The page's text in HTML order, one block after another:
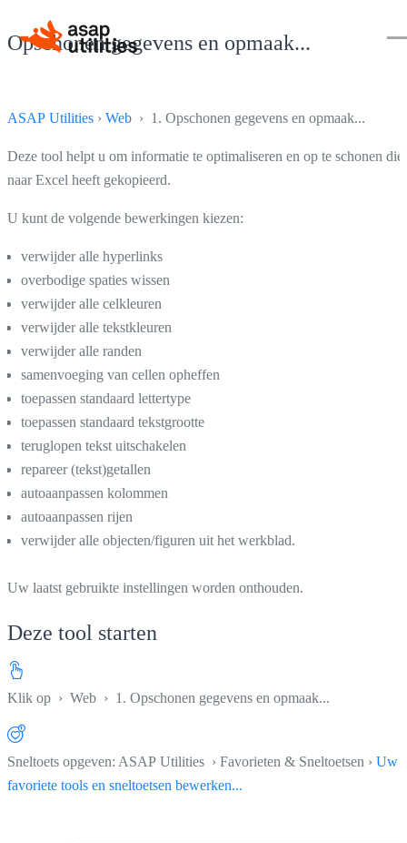
Opschonen gegevens en opmaak...
ASAP Utilities › Web › 1. Opschonen gegevens en opmaak...
Deze tool helpt u om informatie te optimaliseren en op te schonen die
naar Excel heeft gekopieerd.
U kunt de volgende bewerkingen kiezen:
verwijder alle hyperlinks
overbodige spaties wissen
verwijder alle celkleuren
verwijder alle tekstkleuren
verwijder alle randen
samenvoeging van cellen opheffen
toepassen standaard lettertype
toepassen standaard tekstgrootte
teruglopen tekst uitschakelen
repareer (tekst)getallen
autoaanpassen kolommen
autoaanpassen rijen
verwijder alle objecten/figuren uit het werkblad.
Uw laatst gebruikte instellingen worden onthouden.
Deze tool starten
Klik op › Web › 1. Opschonen gegevens en opmaak...
Sneltoets opgeven: ASAP Utilities › Favorieten & Sneltoetsen › Uw
favoriete tools en sneltoetsen bewerken...